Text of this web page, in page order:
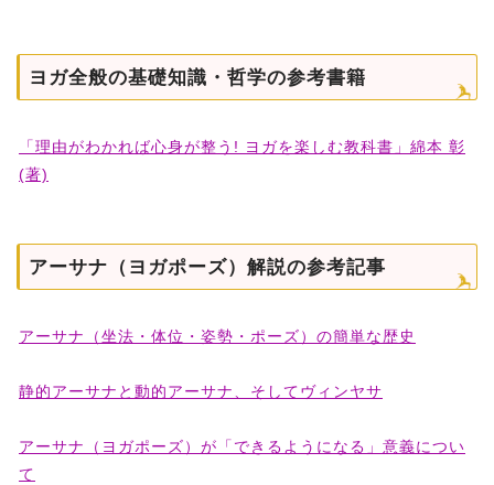
ヨガ全般の基礎知識・哲学の参考書籍
「理由がわかれば心身が整う! ヨガを楽しむ教科書」綿本 彰
(著)
アーサナ（ヨガポーズ）解説の参考記事
アーサナ（坐法・体位・姿勢・ポーズ）の簡単な歴史
静的アーサナと動的アーサナ、そしてヴィンヤサ
アーサナ（ヨガポーズ）が「できるようになる」意義につい
て